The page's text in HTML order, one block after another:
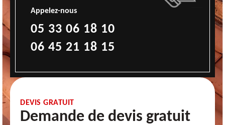
Appelez-nous
05 33 06 18 10
06 45 21 18 15
DEVIS GRATUIT
Demande de devis gratuit